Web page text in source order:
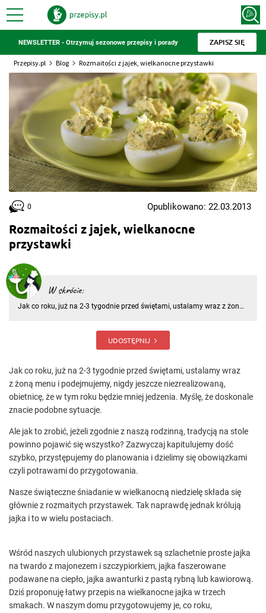
NEWSLETTER - Otrzymuj sezonowe przepisy i porady ZAPISZ SIĘ
Przepisy.pl Blog Rozmaitości z jajek, wielkanocne przystawki
Rozmaitości z jajek, wielkanocne
przystawki
W skrócie:
Jak co roku, już na 2-3 tygodnie przed świętami, ustalamy wraz z żoną
sytuacje. Ale jak to zrobić, jeżeli zgodnie z nasz
UDOSTĘPNIJ
0 Opublikowano: 22.03.2013
Jak co roku, już na 2-3 tygodnie przed świętami, ustalamy wraz
z żoną menu i podejmujemy, nigdy jeszcze niezrealizowaną,
obietnicę, że w tym roku będzie mniej jedzenia. Myślę, że doskonale
znacie podobne sytuacje.
Ale jak to zrobić, jeżeli zgodnie z naszą rodzinną, tradycją na stole
powinno pojawić się wszystko? Zazwyczaj kapitulujemy dość
szybko, przystępujemy do planowania i dzielimy się obowiązkami
czyli potrawami do przygotowania.
Nasze świąteczne śniadanie w wielkanocną niedzielę składa się
głównie z rozmaitych przystawek. Tak naprawdę jednak królują
jajka i to w wielu postaciach.
Wśród naszych ulubionych przystawek są szlachetnie proste jajka
na twardo z majonezem i szczypiorkiem, jajka faszerowane
podawane na ciepło, jajka awanturki z pastą rybną lub kawiorową.
Dziś proponuję łatwy przepis na wielkanocne jajka w trzech
smakach. W naszym domu przygotowujemy je, co roku,